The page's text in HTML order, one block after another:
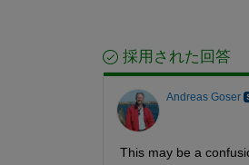
採用された回答
Andreas Goser
This may be a